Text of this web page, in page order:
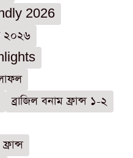
2026
২০২৬
ব্রাজিল বনাম ফ্রান্স ১-২